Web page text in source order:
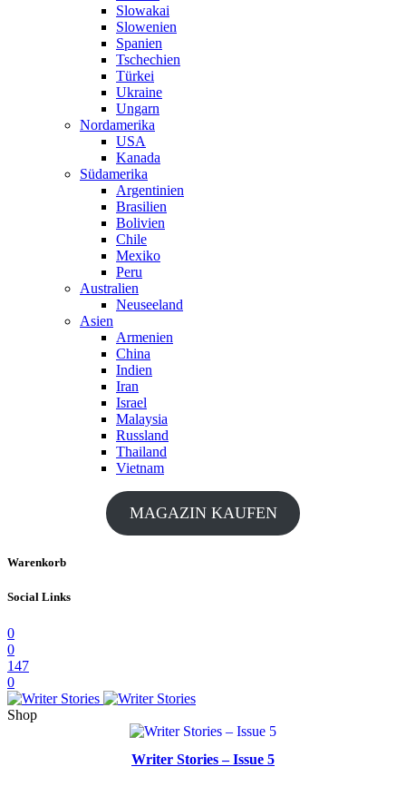
Slowakai
Slowenien
Spanien
Tschechien
Türkei
Ukraine
Ungarn
Nordamerika
USA
Kanada
Südamerika
Argentinien
Brasilien
Bolivien
Chile
Mexiko
Peru
Australien
Neuseeland
Asien
Armenien
China
Indien
Iran
Israel
Malaysia
Russland
Thailand
Vietnam
MAGAZIN KAUFEN
Warenkorb
Social Links
0
0
147
0
Shop
Writer Stories – Issue 5